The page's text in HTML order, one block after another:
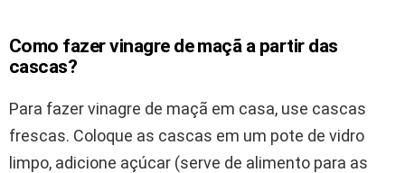
Como fazer vinagre de maçã a partir das
cascas?
Para fazer vinagre de maçã em casa, use cascas
frescas. Coloque as cascas em um pote de vidro
limpo, adicione açúcar (serve de alimento para as